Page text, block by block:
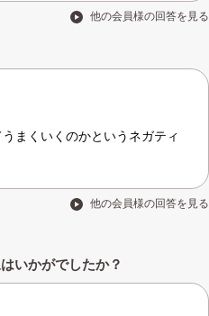
他の会員様の回答を見る
まくいくのかというネガティ
他の会員様の回答を見る
いかがでしたか？